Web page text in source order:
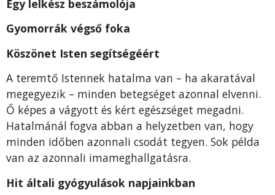
Egy lelkész beszámolója
Gyomorrák végső foka
Köszönet Isten segítségéért
A teremtő Istennek hatalma van – ha akaratával
meg­egyezik – minden betegséget azonnal elvenni.
Ő képes a vágyott és kért egészséget megadni.
Hatalmánál fogva abban a helyzetben van, hogy
minden időben azonnali csodát tegyen. Sok példa
van az azonnali imameghallga­tásra.
Hit általi gyógyulások napjainkban